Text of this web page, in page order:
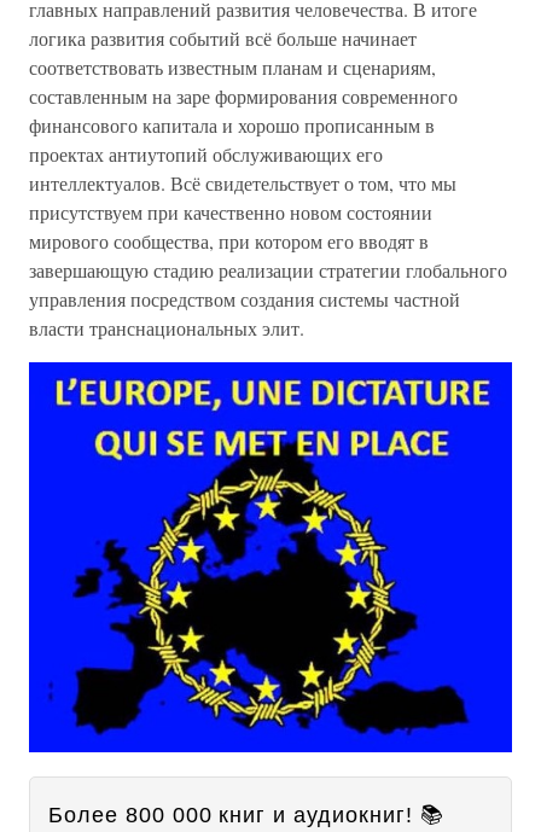
главных направлений развития человечества. В итоге
логика развития событий всё больше начинает
соответствовать известным планам и сценариям,
составленным на заре формирования современного
финансового капитала и хорошо прописанным в
проектах антиутопий обслуживающих его
интеллектуалов. Всё свидетельствует о том, что мы
присутствуем при качественно новом состоянии
мирового сообщества, при котором его вводят в
завершающую стадию реализации стратегии глобального
управления посредством создания системы частной
власти транснациональных элит.
Более 800 000 книг и аудиокниг! 📚